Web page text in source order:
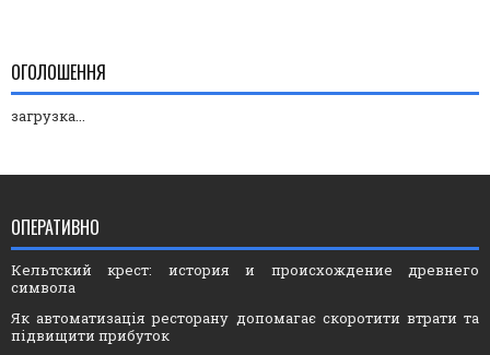
ОГОЛОШЕННЯ
загрузка...
ОПЕРАТИВНО
Кельтский крест: история и происхождение древнего
символа
Як автоматизація ресторану допомагає скоротити втрати та
підвищити прибуток